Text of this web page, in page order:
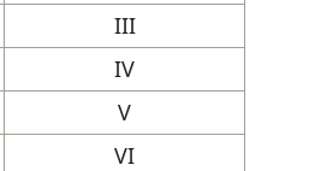
III
IV
V
VI